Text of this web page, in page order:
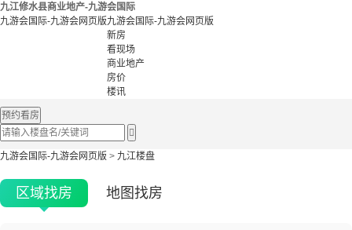
九江修水县商业地产-九游会国际
九游会国际-九游会网页版九游会国际-九游会网页版
新房
看现场
商业地产
房价
楼讯
预约看房

九游会国际-九游会网页版 > 九江楼盘
区域找房 地图找房